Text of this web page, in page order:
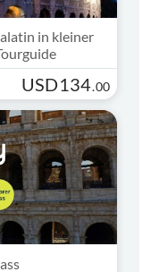
in kleiner
USD134.00